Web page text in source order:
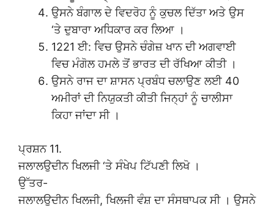
ਉਸਨੇ ਬੰਗਾਲ ਦੇ ਵਿਦਰੋਹ ਨੂੰ ਕੁਚਲ ਦਿੱਤਾ ਅਤੇ ਉਸ
‘ਤੇ ਦੁਬਾਰਾ ਅਧਿਕਾਰ ਕਰ ਲਿਆ ।
1221 ਈ: ਵਿਚ ਉਸਨੇ ਚੰਗੇਜ਼ ਖਾਨ ਦੀ ਅਗਵਾਈ
ਵਿਚ ਮੰਗੋਲ ਹਮਲੇ ਤੋਂ ਭਾਰਤ ਦੀ ਰੱਖਿਆ ਕੀਤੀ ।
ਉਸਨੇ ਰਾਜ ਦਾ ਸ਼ਾਸਨ ਪ੍ਰਬੰਧ ਚਲਾਉਣ ਲਈ 40
ਅਮੀਰਾਂ ਦੀ ਨਿਯੁਕਤੀ ਕੀਤੀ ਜਿਨ੍ਹਾਂ ਨੂੰ ਚਾਲੀਸਾ
ਕਿਹਾ ਜਾਂਦਾ ਸੀ ।
ਪ੍ਰਸ਼ਨ 11.
ਜਲਾਲਉਦੀਨ ਖਿਲਜੀ ‘ਤੇ ਸੰਖੇਪ ਟਿੱਪਣੀ ਲਿਖੋ ।
ਉੱਤਰ-
ਜਲਾਲਉਦੀਨ ਖਿਲਜੀ, ਖਿਲਜੀ ਵੰਸ਼ ਦਾ ਸੰਸਥਾਪਕ ਸੀ । ਉਸਨੇ